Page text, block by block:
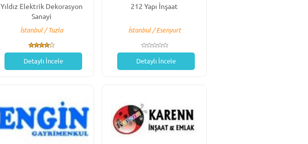
Yıldız Elektrik Dekorasyon
Sanayi
İstanbul / Tuzla
Detaylı İncele
212 Yapı İnşaat
İstanbul / Esenyurt
Detaylı İncele